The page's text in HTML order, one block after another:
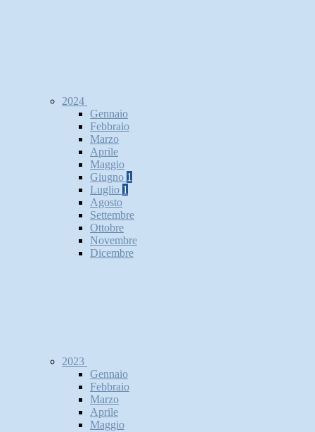
2024
Gennaio
Febbraio
Marzo
Aprile
Maggio
Giugno 1
Luglio 1
Agosto
Settembre
Ottobre
Novembre
Dicembre
2023
Gennaio
Febbraio
Marzo
Aprile
Maggio